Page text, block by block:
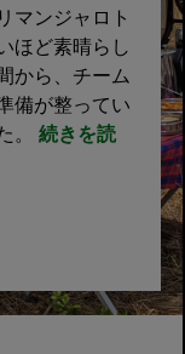
マンジャロト
ほど素晴らし
から、チーム
備が整ってい
。 続きを読